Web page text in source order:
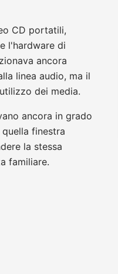
CD portatili,
l'hardware di
ancora
linea audio, ma il
dei media.
ancora in grado
finestra
la stessa
familiare.